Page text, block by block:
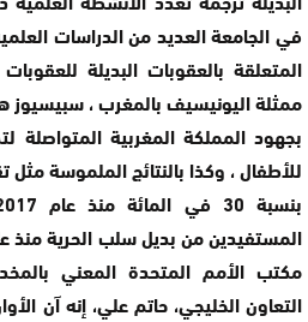
في الجامعة العديد من الدراسات
المتعلقة بالعقوبات البديلة
ممثلة اليونيسيف بالمغرب ، سبيسيوز
بجهود المملكة المغربية المتواصلة
للأطفال ، وكذا بالنتائج الملموسة
مكتب الأمم المتحدة المعني
التعاون الخليجي، حاتم علي، إنه آن